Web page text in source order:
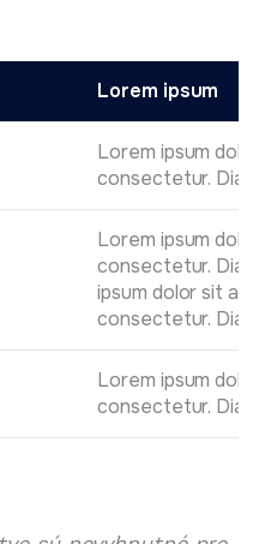
Lorem ipsum
Lorem ipsum
consectetur. Diam
Lorem ipsum
consectetur.
ipsum dolor sit
consectetur. Diam.
Lorem ipsum
consectetur. Diam